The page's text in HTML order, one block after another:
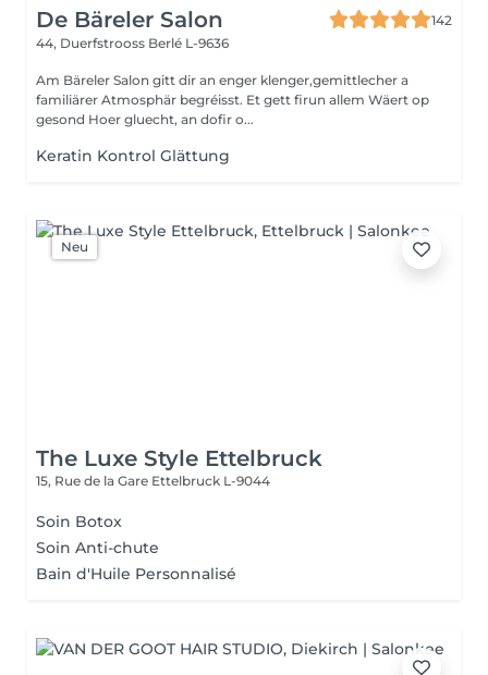
De Bäreler Salon
142
44, Duerfstrooss Berlé L-9636
Am Bäreler Salon gitt dir an enger klenger,gemittlecher a
familiärer Atmosphär begréisst. Et gett firun allem Wäert op
gesond Hoer gluecht, an dofir o...
Keratin Kontrol Glättung
Neu
The Luxe Style Ettelbruck
15, Rue de la Gare Ettelbruck L-9044
Soin Botox
Soin Anti-chute
Bain d'Huile Personnalisé